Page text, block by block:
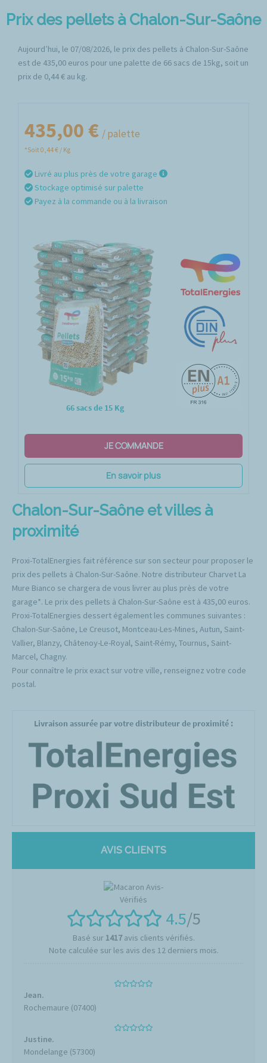
Prix des pellets à Chalon-Sur-Saône
Aujourd’hui, le 07/08/2026, le prix des pellets à Chalon-Sur-Saône
est de 435,00 euros pour une palette de 66 sacs de 15kg, soit un
prix de 0,44 € au kg.
66 sacs de 15 Kg
435,00 € / palette
*Soit 0,44 € / Kg
Livré au plus près de votre garage
Stockage optimisé sur palette
Payez à la commande ou à la livraison
JE COMMANDE
En savoir plus
Chalon-Sur-Saône et villes à
proximité
Proxi-TotalEnergies fait référence sur son secteur pour proposer le
prix des pellets à Chalon-Sur-Saône. Notre distributeur Charvet La
Mure Bianco se chargera de vous livrer au plus près de votre
garage*. Le prix des pellets à Chalon-Sur-Saône est à 435,00 euros.
Proxi-TotalEnergies dessert également les communes suivantes :
Chalon-Sur-Saône, Le Creusot, Montceau-Les-Mines, Autun, Saint-
Vallier, Blanzy, Châtenoy-Le-Royal, Saint-Rémy, Tournus, Saint-
Marcel, Chagny.
Pour connaître le prix exact sur votre ville, renseignez votre code
postal.
Livraison assurée par votre distributeur de proximité :
AVIS CLIENTS
4.5/5
Basé sur 1417avis clients vérifiés.
Note calculée sur les avis des 12 derniers mois.
Jean.
Rochemaure (07400)
Justine.
Mondelange (57300)